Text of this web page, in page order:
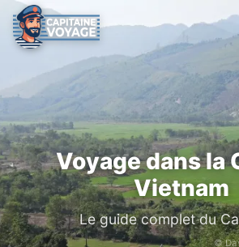
Voyage dans la
Vietnam
Le guide complet du
©